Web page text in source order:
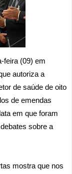
feira (09) em
autoriza a
de saúde de oito
de emendas
em que foram
sobre a
mostra que nos